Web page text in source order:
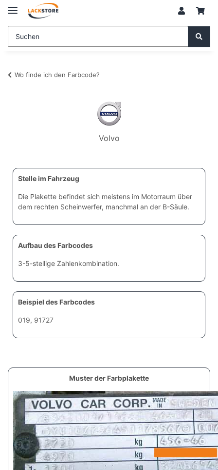
Wo finde ich den Farbcode?
Volvo
Stelle im Fahrzeug
Die Plakette befindet sich meistens im Motorraum über
dem rechten Scheinwerfer, manchmal an der B-Säule.
Aufbau des Farbcodes
3-5-stellige Zahlenkombination.
Beispiel des Farbcodes
019, 91727
Muster der Farbplakette